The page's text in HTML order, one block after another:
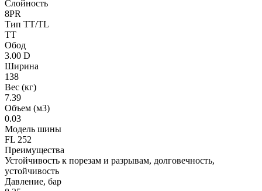
Слойность
8PR
Тип TT/TL
TT
Обод
3.00 D
Ширина
138
Вес (кг)
7.39
Объем (м3)
0.03
Модель шины
FL 252
Преимущества
Устойчивость к порезам и разрывам, долговечность,
устойчивость
Давление, бар